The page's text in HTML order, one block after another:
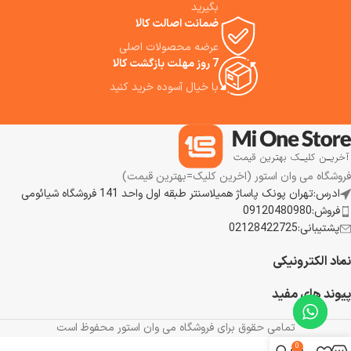
بگیرید
ضمانت اصالت کالا
عرضه محصولات اصلی
7 روز مهلت بازگشت کالا
با خیال آسوده خرید کنید
فروشگاه می وان استور (اخرین کلیک=بهترین قیمت)
ادرس:تهران پونک پاساژ همیلاسنتر طبقه اول واحد 141 فروشگاه شیائومی
فروش:09120480980
پشتیبانی:02128422725
نماد الکترونیکی
پیوند های مفید
تمامی حقوق برای فروشگاه می وان استور محفوظ است
0